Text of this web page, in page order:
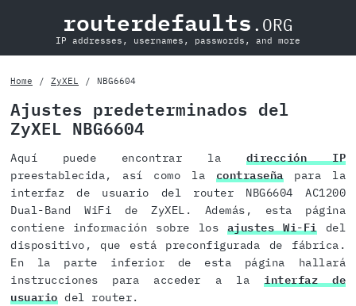
routerdefaults .ORG
IP addresses, usernames, passwords, and more
Home ZyXEL NBG6604
Ajustes predeterminados del
ZyXEL NBG6604
Aquí puede encontrar la dirección IP
preestablecida, así como la contraseñapara la
interfaz de usuario del router NBG6604 AC1200
Dual-Band WiFi de ZyXEL. Además, esta página
contiene información sobre los ajustes Wi-Fidel
dispositivo, que está preconfigurada de fábrica.
En la parte inferior de esta página hallará
instrucciones para acceder a lainterfaz de
usuariodel router.